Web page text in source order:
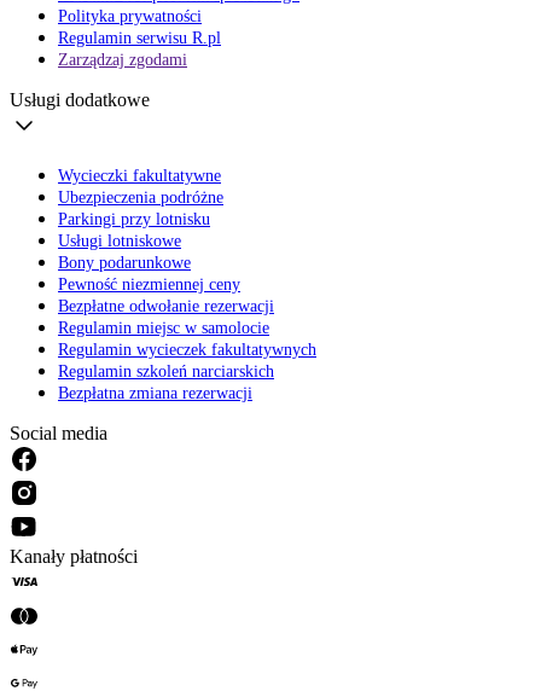
Polityka prywatności
Regulamin serwisu R.pl
Zarządzaj zgodami
Usługi dodatkowe
Wycieczki fakultatywne
Ubezpieczenia podróżne
Parkingi przy lotnisku
Usługi lotniskowe
Bony podarunkowe
Pewność niezmiennej ceny
Bezpłatne odwołanie rezerwacji
Regulamin miejsc w samolocie
Regulamin wycieczek fakultatywnych
Regulamin szkoleń narciarskich
Bezpłatna zmiana rezerwacji
Social media
Kanały płatności